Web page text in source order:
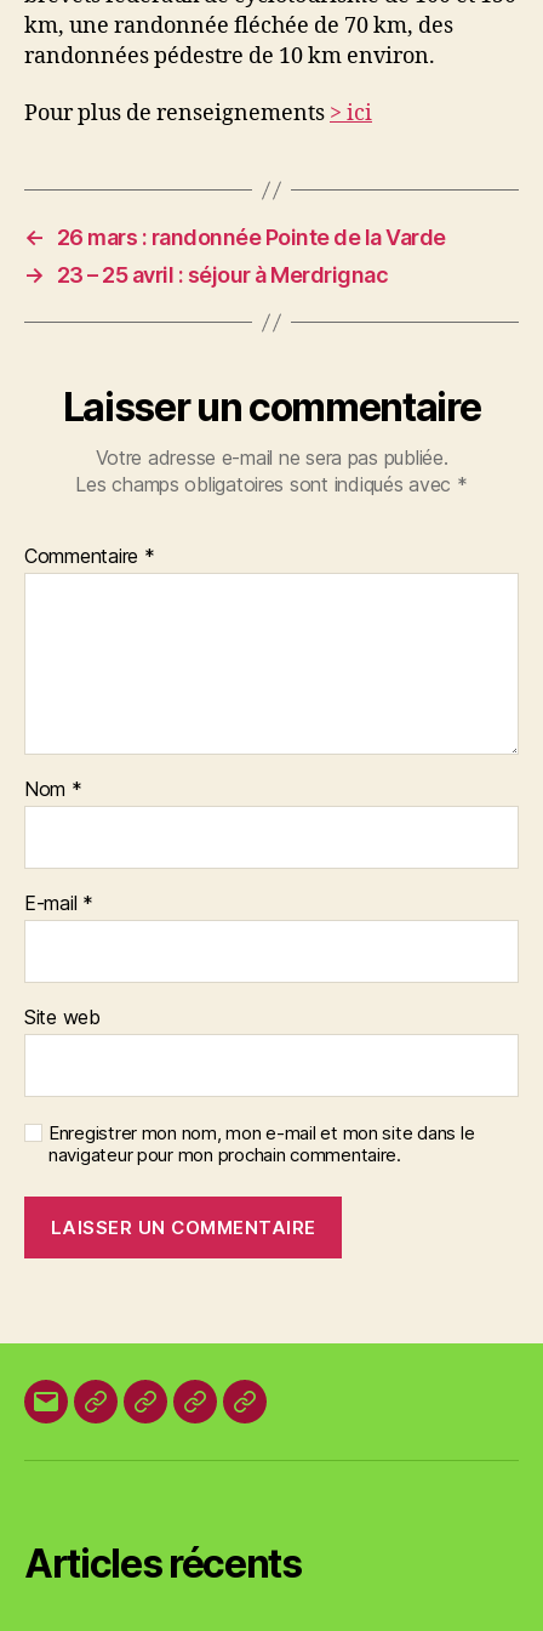
km, une randonnée fléchée de 70 km, des
randonnées pédestre de 10 km environ.
Pour plus de renseignements > ici
←
26 mars : randonnée Pointe de la Varde
→
23 – 25 avril : séjour à Merdrignac
Laisser un commentaire
Votre adresse e-mail ne sera pas publiée.
Les champs obligatoires sont indiqués avec *
Commentaire *
Nom *
E-mail *
Site web
Enregistrer mon nom, mon e-mail et mon site dans le
navigateur pour mon prochain commentaire.
E-
Organisation
Animations
VestesBrevets
Articles récents